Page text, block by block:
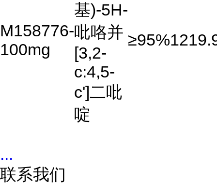
M158776-
100mg
基)-5H-
吡咯并
[3,2-
c:4,5-
c']二吡
啶
≥95%
...
联系我们